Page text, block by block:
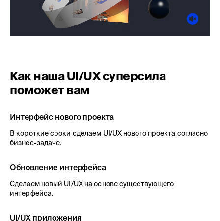
Как наша UI/UX суперсила
поможет вам
Интерфейс нового проекта
В короткие сроки сделаем UI/UX нового проекта согласно
бизнес-задаче.
Обновление интерфейса
Сделаем новый UI/UX на основе существующего
интерфейса.
UI/UX приложения